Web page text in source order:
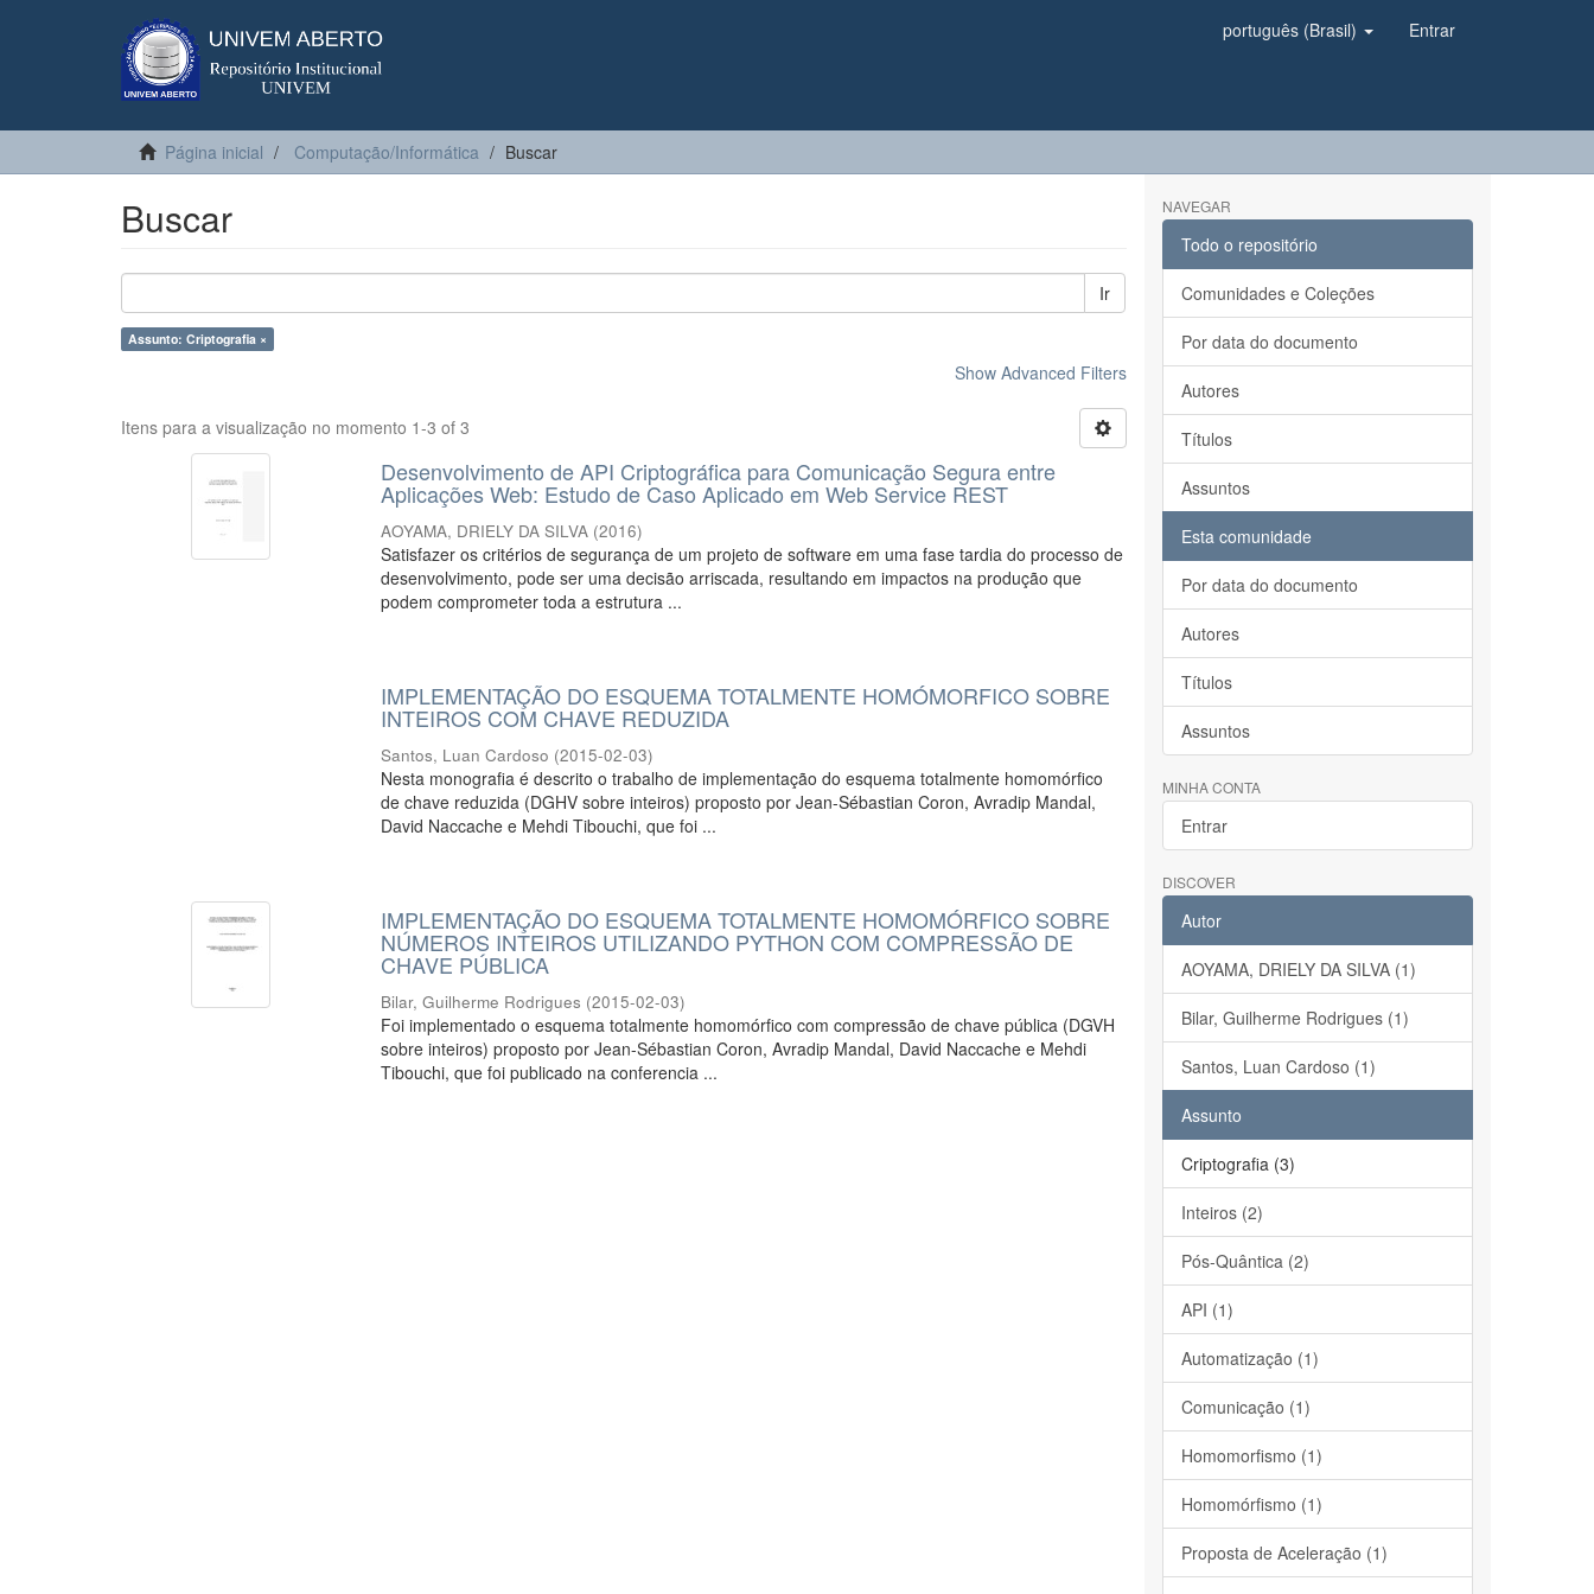
português (Brasil) Entrar
Página inicial Computação/Informática Buscar
Buscar
Ir
Assunto: Criptografia ×
Show Advanced Filters
Itens para a visualização no momento 1-3 of 3
Desenvolvimento de API Criptográfica para Comunicação Segura entre
Aplicações Web: Estudo de Caso Aplicado em Web Service REST
AOYAMA, DRIELY DA SILVA (2016)
Satisfazer os critérios de segurança de um projeto de software em uma fase tardia do processo de
desenvolvimento, pode ser uma decisão arriscada, resultando em impactos na produção que
podem comprometer toda a estrutura ...
IMPLEMENTAÇÃO DO ESQUEMA TOTALMENTE HOMÓMORFICO SOBRE
INTEIROS COM CHAVE REDUZIDA
Santos, Luan Cardoso (2015-02-03)
Nesta monografia é descrito o trabalho de implementação do esquema totalmente homomórfico
de chave reduzida (DGHV sobre inteiros) proposto por Jean-Sébastian Coron, Avradip Mandal,
David Naccache e Mehdi Tibouchi, que foi ...
IMPLEMENTAÇÃO DO ESQUEMA TOTALMENTE HOMOMÓRFICO SOBRE
NÚMEROS INTEIROS UTILIZANDO PYTHON COM COMPRESSÃO DE
CHAVE PÚBLICA
Bilar, Guilherme Rodrigues (2015-02-03)
Foi implementado o esquema totalmente homomórfico com compressão de chave pública (DGVH
sobre inteiros) proposto por Jean-Sébastian Coron, Avradip Mandal, David Naccache e Mehdi
Tibouchi, que foi publicado na conferencia ...
NAVEGAR
Todo o repositório
Comunidades e Coleções
Por data do documento
Autores
Títulos
Assuntos
Esta comunidade
Por data do documento
Autores
Títulos
Assuntos
MINHA CONTA
Entrar
DISCOVER
Autor
AOYAMA, DRIELY DA SILVA (1)
Bilar, Guilherme Rodrigues (1)
Santos, Luan Cardoso (1)
Assunto
Criptografia (3)
Inteiros (2)
Pós-Quântica (2)
API (1)
Automatização (1)
Comunicação (1)
Homomorfismo (1)
Homomórfismo (1)
Proposta de Aceleração (1)